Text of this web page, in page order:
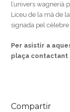
l’univers wagnerià
Liceu de la mà de
signada pel
Per asistir a
plaça contactant
Compartir